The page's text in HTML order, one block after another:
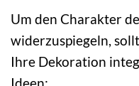
Um den Charakter
widerzuspiegeln,
Ihre Dekoration
Ideen: